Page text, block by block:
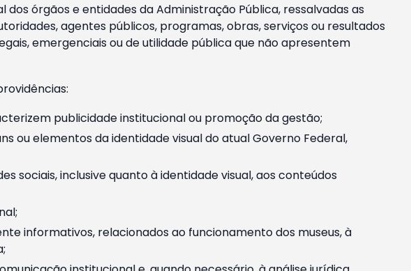
órgãos e entidades da Administração Pública, ressalvadas as
agentes públicos, programas, obras, serviços ou resultados
emergenciais ou de utilidade pública que não apresentem
publicidade institucional ou promoção da gestão;
ou elementos da identidade visual do atual Governo Federal,
sociais, inclusive quanto à identidade visual, aos conteúdos
informativos, relacionados ao funcionamento dos museus, à